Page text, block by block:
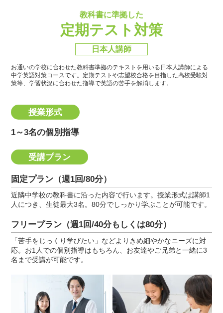
教科書に準拠した
定期テスト対策
日本人講師
お通いの学校に合わせた教科書準拠のテキストを用いる日本人講師による
中学英語対策コースです。 定期テストや志望校合格を目指した高校受験対
策等、学習状況に合わせた指導で英語の苦手を解消します。
授業形式
1～3名の個別指導
受講プラン
固定プラン（週1回/80分）
近隣中学校の教科書に沿った内容で行います。授業形式は講師1
人につき、生徒最大3名。80分でしっかり学ぶことが可能です。
フリープラン（週1回/40分もしくは80分）
「苦手をじっくり学びたい」などよりきめ細やかなニーズに対
応。お1人での個別指導はもちろん、お友達やご兄弟と一緒に3
名まで受講が可能です。